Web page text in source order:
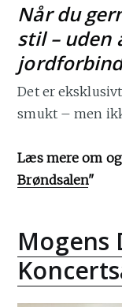
Når du
stil – uden
Det er
smukt – men
Læs mere om
Brøndsalen"
Mogens